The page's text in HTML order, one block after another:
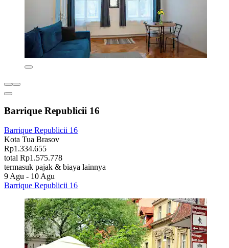
Barrique Republicii 16
Barrique Republicii 16
Kota Tua Brasov
Rp1.334.655
total Rp1.575.778
termasuk pajak & biaya lainnya
9 Agu - 10 Agu
Barrique Republicii 16